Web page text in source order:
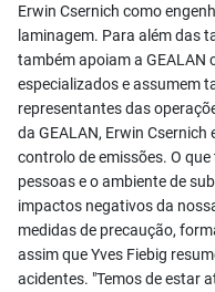
Erwin Csernich como
laminagem. Para além das
também apoiam a GEALAN
especializados e assumem
representantes das
da GEALAN, Erwin
controlo de emissões. O
pessoas e o ambiente de
impactos negativos da
medidas de precaução,
assim que Yves Fiebig
acidentes. "Temos de estar